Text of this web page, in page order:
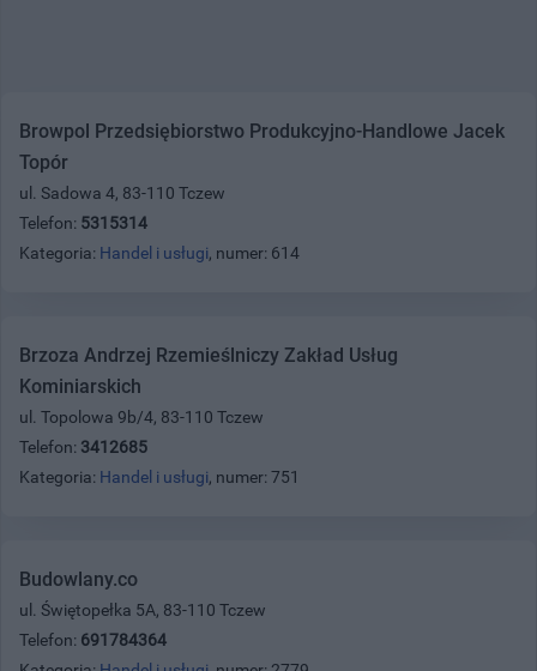
Browpol Przedsiębiorstwo Produkcyjno-Handlowe Jacek
Topór
ul. Sadowa 4, 83-110 Tczew
Telefon: 5315314
Kategoria: Handel i usługi, numer: 614
Brzoza Andrzej Rzemieślniczy Zakład Usług
Kominiarskich
ul. Topolowa 9b/4, 83-110 Tczew
Telefon: 3412685
Kategoria: Handel i usługi, numer: 751
Budowlany.co
ul. Świętopełka 5A, 83-110 Tczew
Telefon: 691784364